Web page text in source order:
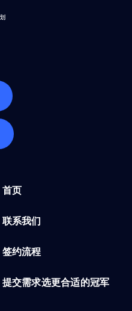
首页
联系我们
签约流程
提交需求选更合适的冠军